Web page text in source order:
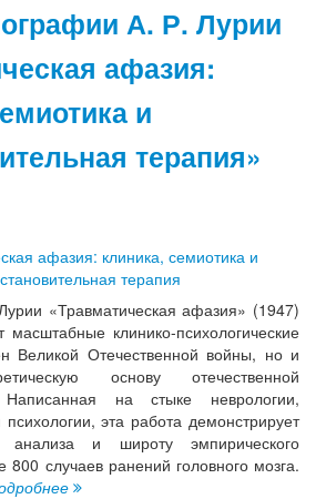
А. Р. Лурии
афазия:
и
терапия»
«Травматическая афазия» (1947)
масштабные клинико-психологические
Великой Отечественной войны, но и
основу отечественной
Написанная на стыке неврологии,
эта работа демонстрирует
анализа и широту эмпирического
случаев ранений головного мозга.